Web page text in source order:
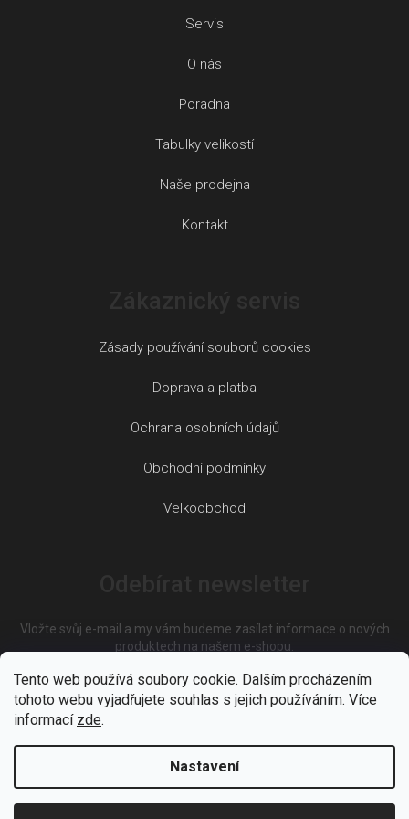
Tento web používá soubory cookie. Dalším procházením
tohoto webu vyjadřujete souhlas s jejich používáním. Více
informací zde.
Nastavení
Servis
O nás
Poradna
Tabulky velikostí
Naše prodejna
Kontakt
Zásady používání souborů cookies
Doprava a platba
Ochrana osobních údajů
Obchodní podmínky
Velkoobchod
Vložte svůj e-mail a my vám budeme zasílat informace o nových
produktech na našem e-shopu.
E-mail
Vložením e-mailu souhlasíte spodmínkami ochrany osobních
údajů